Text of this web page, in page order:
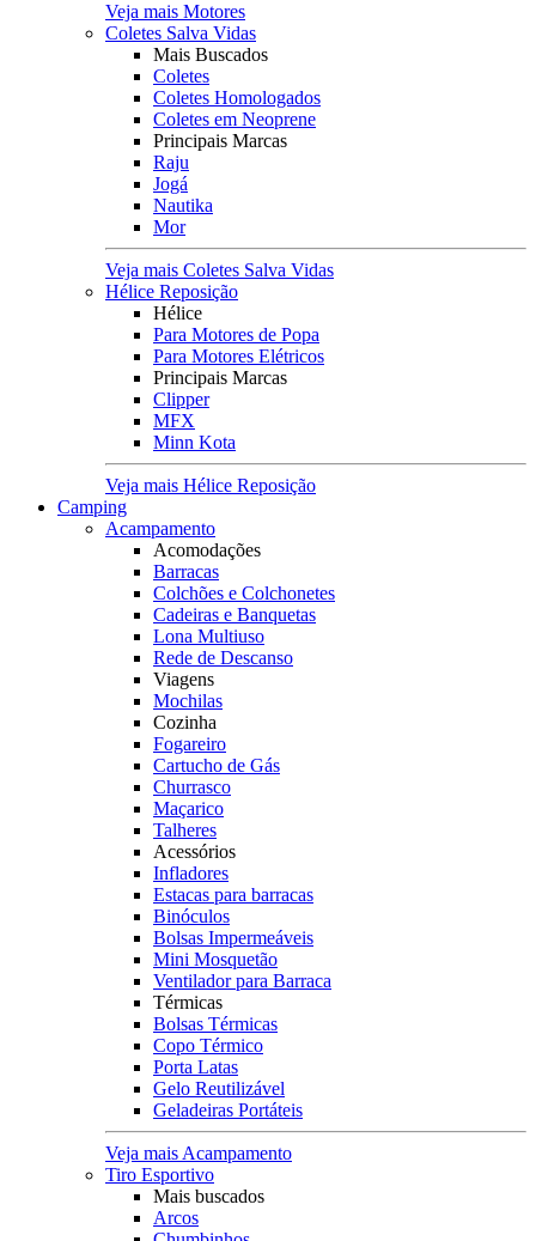
Veja mais Motores
Coletes Salva Vidas
Mais Buscados
Coletes
Coletes Homologados
Coletes em Neoprene
Principais Marcas
Raju
Jogá
Nautika
Mor
Veja mais Coletes Salva Vidas
Hélice Reposição
Hélice
Para Motores de Popa
Para Motores Elétricos
Principais Marcas
Clipper
MFX
Minn Kota
Veja mais Hélice Reposição
Camping
Acampamento
Acomodações
Barracas
Colchões e Colchonetes
Cadeiras e Banquetas
Lona Multiuso
Rede de Descanso
Viagens
Mochilas
Cozinha
Fogareiro
Cartucho de Gás
Churrasco
Maçarico
Talheres
Acessórios
Infladores
Estacas para barracas
Binóculos
Bolsas Impermeáveis
Mini Mosquetão
Ventilador para Barraca
Térmicas
Bolsas Térmicas
Copo Térmico
Porta Latas
Gelo Reutilizável
Geladeiras Portáteis
Veja mais Acampamento
Tiro Esportivo
Mais buscados
Arcos